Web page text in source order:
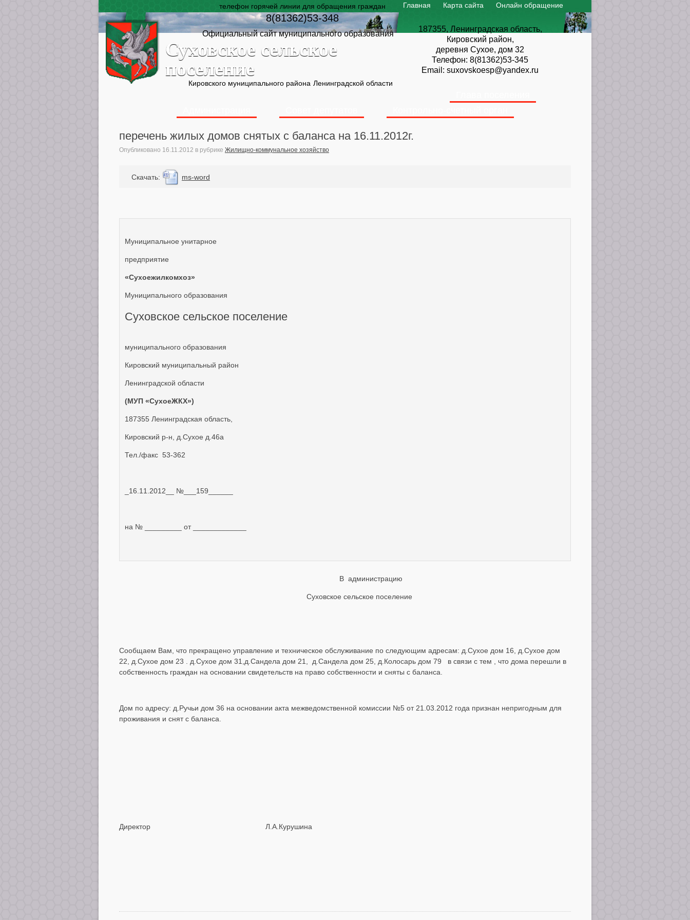
телефон горячей линии для обращения граждан
8(81362)53-348
Официальный сайт муниципального образования
Суховское сельское
поселение
Кировского муниципального района Ленинградской области
Главная Карта сайта Онлайн обращение
187355, Ленинградская область,
Кировский район,
деревня Сухое, дом 32
Телефон: 8(81362)53-345
Email: suxovskoesp@yandex.ru
перечень жилых домов снятых с баланса на 16.11.2012г.
Опубликовано 16.11.2012 в рубрике Жилищно-коммунальное хозяйство
Cкачать: ms-word
Муниципальное унитарное
предприятие
«Сухоежилкомхоз»
Муниципального образования
Суховское сельское поселение
муниципального образования
Кировский муниципальный район
Ленинградской области
(МУП «СухоеЖКХ»)
187355 Ленинградская область,
Кировский р-н, д.Сухое д.46а
Тел./факс 53-362
_16.11.2012__ №___159______
на № _________ от _____________
В администрацию
Суховское сельское поселение
Сообщаем Вам, что прекращено управление и техническое обслуживание по следующим адресам: д.Сухое дом 16, д.Сухое дом
22, д.Сухое дом 23 . д.Сухое дом 31,д.Сандела дом 21, д.Сандела дом 25, д.Колосарь дом 79 в связи с тем , что дома перешли в
собственность граждан на основании свидетельств на право собственности и сняты с баланса.
Дом по адресу: д.Ручьи дом 36 на основании акта межведомственной комиссии №5 от 21.03.2012 года признан непригодным для
проживания и снят с баланса.
Директор Л.А.Курушина